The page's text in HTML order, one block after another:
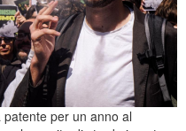
per un anno al